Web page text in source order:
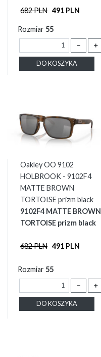
682 PLN 491 PLN
Rozmiar 55
－ ＋
DO KOSZYKA
Oakley OO 9102
HOLBROOK - 9102F4
MATTE BROWN
TORTOISE prizm black
9102F4 MATTE BROWN
TORTOISE prizm black
682 PLN 491 PLN
Rozmiar 55
－ ＋
DO KOSZYKA